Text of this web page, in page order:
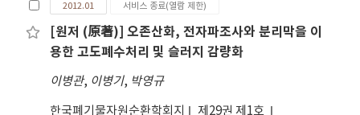
2012.01 서비스 종료(열람 제한)
[원저 (原著)] 오존산화, 전자파조사와 분리막을 이
용한 고도폐수처리 및 슬러지 감량화
이병관, 이병기, 박영규
한국폐기물자원순환학회지
제29권 제1호